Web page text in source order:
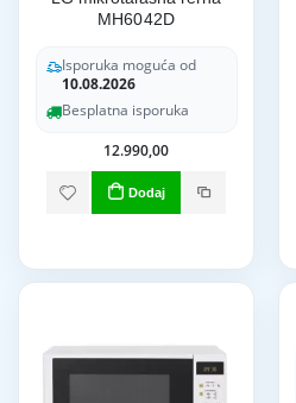
MH6042D
Isporuka moguća od
10.08.2026
Besplatna isporuka
12.990,00
Dodaj